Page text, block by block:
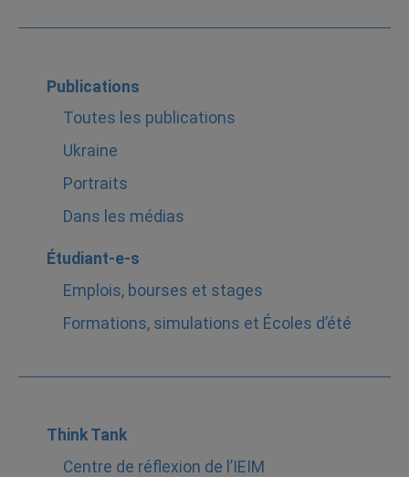
Publications
Toutes les publications
Ukraine
Portraits
Dans les médias
Étudiant-e-s
Emplois, bourses et stages
Formations, simulations et Écoles d’été
Think Tank
Centre de réflexion de l’IEIM